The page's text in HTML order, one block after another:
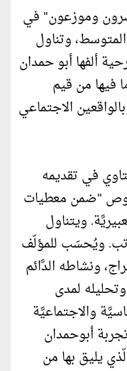
وموزعون" في
المتوسط، وتناول
ألفها أبو حمدان
مبيِّناً ما فيها من قيم
الاجتماعي
في تقديمه
"ضمن معطيات
ويتناول
ويُحسَب للمؤلّف
ونشاطه الدَّائم
لمدى
والاجتماعيَّة
أبوحمدان
يليق بها من